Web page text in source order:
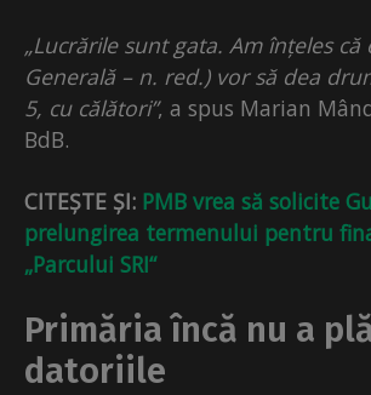
„Lucrările sunt gata. Am înțeles că
Generală – n. red.) vor să dea
5, cu călători”, a spus Marian
BdB.
CITEȘTE ȘI: PMB vrea să solicite
prelungirea termenului pentru
„Parcului SRI“
Primăria încă nu a
datoriile